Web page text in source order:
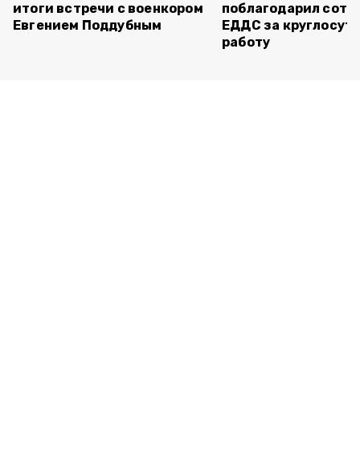
итоги встречи с военкором
Евгением Поддубным
поблагодарил
ЕДДС за
работу